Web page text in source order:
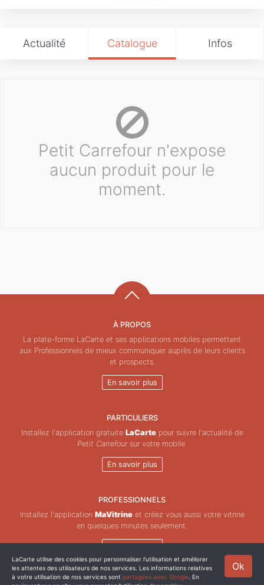
Actualité Catalogue Infos
Petit Carrefour n'expose
aucun produit pour le
moment.
À PROPOS
La plate-forme LaCarte et ses applications mobiles permettent
aux Professionnels de mieux communiquer auprès de leurs clients
et prospects.
En savoir plus
PARTICULIERS
Installez l'application gratuite LaCartepour suivre l'actualité de
Petit Carrefoursur votre mobile.
En savoir plus
PROFESSIONNELS
Installez l'application MaVitrineet créez vous aussi votre vitrine
en quelques minutes seulement.
En savoir plus
Copyright © ZeMAP 2026 - Tous droits réservés. Ok
LaCarte utilise des cookies pour personnaliser l'utilisation et améliorer
les attentes des utilisateurs de nos services. Les informations relatives
à votre utilisation de nos services sont partagées avec Google . En